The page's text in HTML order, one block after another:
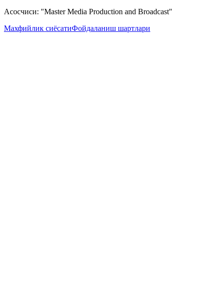
Асосчиси: "Master Media Production and Broadcast"
Махфийлик сиёсатиФойдаланиш шартлари